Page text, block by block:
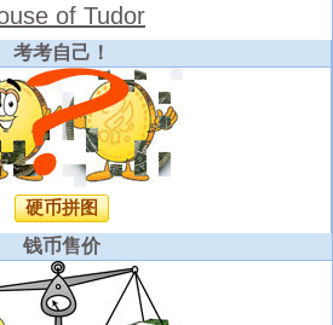
of Tudor
考考自己！
硬币拼图
钱币售价